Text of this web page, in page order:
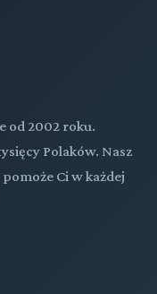
od 2002 roku.
Polaków. Nasz
Ci w każdej